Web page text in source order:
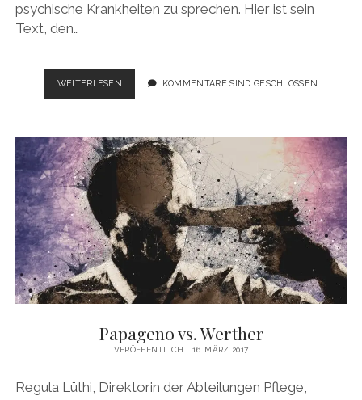
psychische Krankheiten zu sprechen. Hier ist sein
Text, den…
WEITERLESEN OUTING
S.
KOMMENTARE SIND GESCHLOSSEN
Papageno vs. Werther
VERÖFFENTLICHT 16. MÄRZ 2017
Regula Lüthi, Direktorin der Abteilungen Pflege,